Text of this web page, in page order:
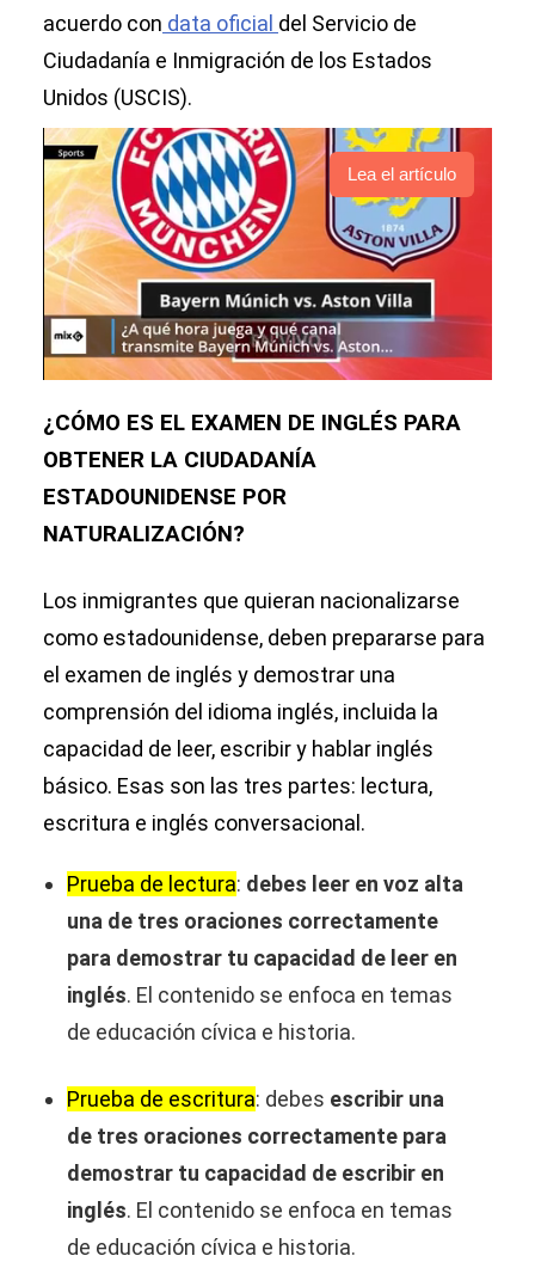
acuerdo con data oficial del Servicio de
Ciudadanía e Inmigración de los Estados
Unidos (USCIS).
Lea el artículo
¿CÓMO ES EL EXAMEN DE INGLÉS PARA
OBTENER LA CIUDADANÍA
ESTADOUNIDENSE POR
NATURALIZACIÓN?
Los inmigrantes que quieran nacionalizarse
como estadounidense, deben prepararse para
el examen de inglés y demostrar una
comprensión del idioma inglés, incluida la
capacidad de leer, escribir y hablar inglés
básico. Esas son las tres partes: lectura,
escritura e inglés conversacional.
Prueba de lectura: debes leer en voz alta
una de tres oraciones correctamente
para demostrar tu capacidad de leer en
inglés. El contenido se enfoca en temas
de educación cívica e historia.
Prueba de escritura: debes escribir una
de tres oraciones correctamente para
demostrar tu capacidad de escribir en
inglés. El contenido se enfoca en temas
de educación cívica e historia.